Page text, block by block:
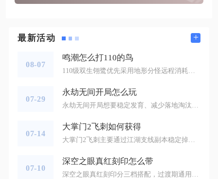
最新活动 +
08-07
鸣潮怎么打110的鸟
110级双生翎鹭优先采用地形分怪远程消耗打法，利用怨鸟泽瀑布水域分开青鸟与紫羽鹭，逐个击杀即可稳定获取金色青羽鹭声骸，全程规避双鸟同步夹击的致命伤害，新手与低练度配置也能零损耗完成挑战。两只110级翎鹭同步在场时会交替释放冲刺、远程风弹与俯冲啄击，两者属性抗性存在明显区分，青鸟气动抗性偏低、紫羽鹭雷电伤害爆发极高，一旦同时吸引仇恨很容易被连招秒杀，战斗核心思路是全程分割两只目标，优先处理掉落声骸的青鸟，再根据需求选择是否清理紫羽鹭，无需同时对抗双鸟降低操作压力。进场前优先携带
07-29
永劫无间开局怎么玩
永劫无间开局想要稳定发育、减少落地淘汰，核心思路是合理规划跳伞落点、遵循固定物资拾取顺序、提前做好听声辨位预警，落地三十秒内配齐护甲、基础武器与足量飞索，根据交战强度选择拉扯避战或主动博弈，同步规划首轮暗域转移路线，全程把控搜刮与交战节奏。对局开局跳伞阶段是奠定整局优势的基础，单排玩家尽量避开航线正中心的天人城、唐安城、神鹰堡等高热度核心点位，这类区域每局至少三支队伍同步落地，无装备情况下正面交手容错极低，可选择航线两侧中型边缘资源区，聚窟洲优先百炼洞、落日寺外围，火罗国可选
07-14
大掌门2飞刺如何获得
大掌门2飞刺主要通过江湖支线副本稳定掉落、暗器阁商店兑换、各类限时暗器主题活动兑换、古墓迷阵探索产出、帮会商店刷新兑换这五类渠道获取，其中江湖支线是平民长期积累飞刺最核心的途径，其余渠道用来快速补足缺口，合理搭配全部玩法能大幅缩短集齐足量飞刺用于暗器养成的周期。掌门等级达到50级解锁暗器系统后，江湖界面右下角支线副本正式开启产出飞刺的掉落池，副本分为普通、力战、死战三种难度，难度越高单次掉落飞刺数量越多，精英关卡的掉落概率会额外上浮，每日拥有固定免费挑战次数，通关失败不会扣除
07-10
深空之眼真红刻印怎么带
深空之眼真红刻印分三档搭配，过渡期通用3+3为皎月的眷恋3件套搭配勇者之证3件套，成型毕业2+2+2为皎月的眷恋2件、勇者之证2件、女巫的审判2件，满突破Ω极限输出可选勇者之证2件、皎月的眷恋2件、神之祝醴2件，三套搭配分别适配开荒过渡、常规满配、长线持续输出三种实战场景，刻印位置、词条优先级、赋能词条均有固定标准，搭配后可完整契合真红印记循环与高频物理输出机制。过渡3+3组合适配未达成Ω突破、刻印资源不足的阶段，1、2、3号位全部放置皎月的眷恋，4、5、6号位装配勇者之证即